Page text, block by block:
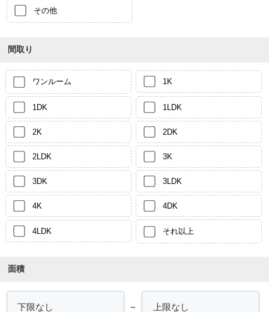
その他
間取り
ワンルーム 1K
1DK 1LDK
2K 2DK
2LDK 3K
3DK 3LDK
4K 4DK
4LDK それ以上
面積
～